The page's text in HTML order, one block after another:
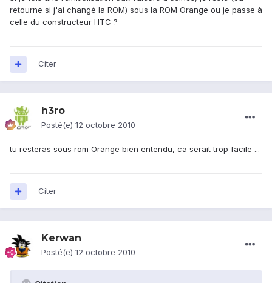
retourne si j'ai changé la ROM) sous la ROM Orange ou je passe à
celle du constructeur HTC ?
Citer
h3ro
Posté(e) 12 octobre 2010
tu resteras sous rom Orange bien entendu, ca serait trop facile ...
Citer
Kerwan
Posté(e) 12 octobre 2010